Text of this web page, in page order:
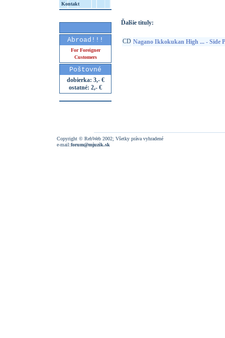
Kontakt
Abroad!!!
For Foreigner
Customers
Poštovné
dobierka: 3,- €
ostatné: 2,- €
Ďalšie tituly:
CD Nagano Ikkokukan High ... - Side
Copyright © RebWeb 2002; Všetky práva vyhradené
e-mail:forum@mjuzik.sk